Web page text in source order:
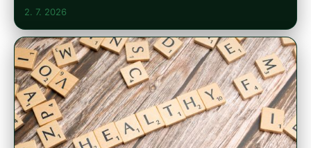
2. 7. 2026